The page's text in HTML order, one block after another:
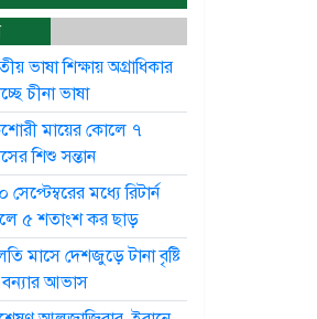
ভাষা শিক্ষায় অগ্রাধিকার
চীনা ভাষা
মায়ের কোলে ৭
শিশু সন্তান
সেপ্টেম্বরের মধ্যে রিটার্ন
৫ শতাংশ কর ছাড়
মাসে দেশজুড়ে টানা বৃষ্টি
আভাস